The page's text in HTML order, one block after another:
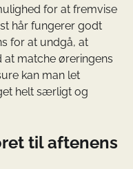
for at fremvise
hår fungerer godt
for at undgå, at
at matche øreringens
kan man let
helt særligt og
til aftenens